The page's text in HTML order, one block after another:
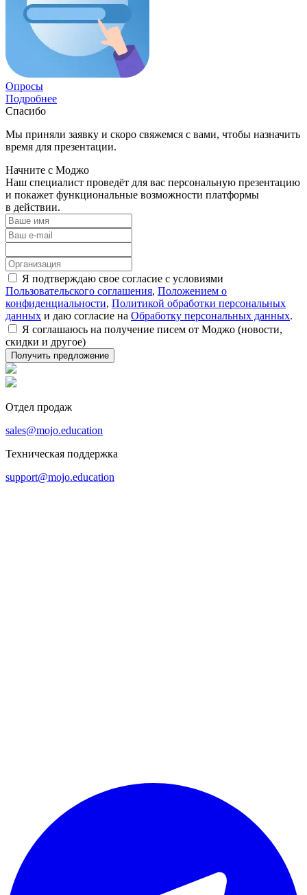
Опросы
Подробнее
Спасибо
Мы приняли заявку и скоро свяжемся с вами, чтобы назначить
время для презентации.
Начните с Моджо
Наш специалист проведёт для вас персональную презентацию
и покажет функциональные возможности платформы
в действии.
Я подтверждаю свое согласие с условиями
Пользовательского соглашения, Положением о
конфиденциальности, Политикой обработки персональных
данных и даю согласие на Обработку персональных данных.
Я соглашаюсь на получение писем от Моджо (новости,
скидки и другое)
Отдел продаж
sales@mojo.education
Техническая поддержка
support@mojo.education